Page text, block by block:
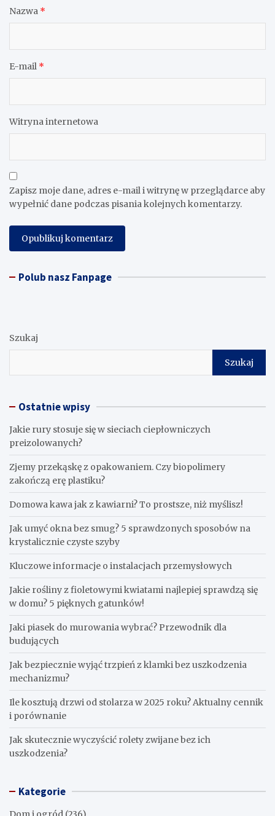
Nazwa *
E-mail *
Witryna internetowa
Zapisz moje dane, adres e-mail i witrynę w przeglądarce aby
wypełnić dane podczas pisania kolejnych komentarzy.
Polub nasz Fanpage
Szukaj
Szukaj
Ostatnie wpisy
Jakie rury stosuje się w sieciach ciepłowniczych
preizolowanych?
Zjemy przekąskę z opakowaniem. Czy biopolimery
zakończą erę plastiku?
​Domowa kawa jak z kawiarni? To prostsze, niż myślisz!
Jak umyć okna bez smug? 5 sprawdzonych sposobów na
krystalicznie czyste szyby
Kluczowe informacje o instalacjach przemysłowych
Jakie rośliny z fioletowymi kwiatami najlepiej sprawdzą się
w domu? 5 pięknych gatunków!
Jaki piasek do murowania wybrać? Przewodnik dla
budujących
Jak bezpiecznie wyjąć trzpień z klamki bez uszkodzenia
mechanizmu?
Ile kosztują drzwi od stolarza w 2025 roku? Aktualny cennik
i porównanie
Jak skutecznie wyczyścić rolety zwijane bez ich
uszkodzenia?
Kategorie